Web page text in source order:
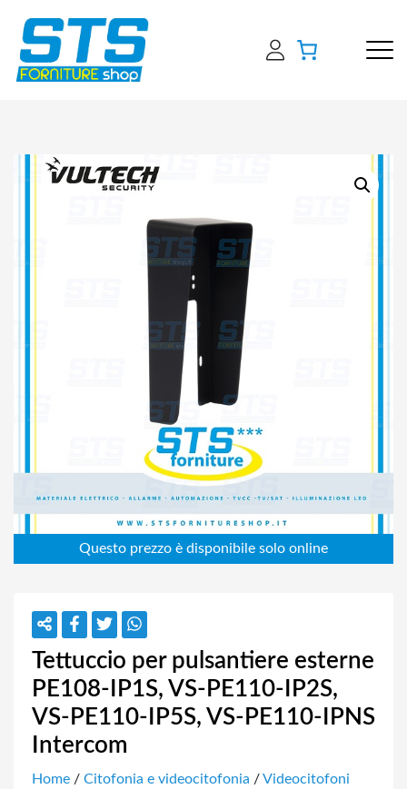
Tettuccio per pulsantiere esterne
PE108-IP1S, VS-PE110-IP2S,
VS-PE110-IP5S, VS-PE110-IPNS
Intercom
Home / Citofonia e videocitofonia /Videocitofoni